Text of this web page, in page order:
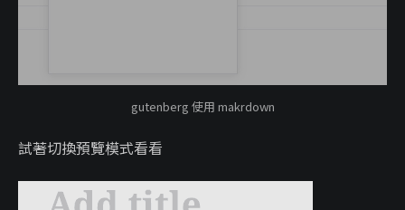
gutenberg 使用 makrdown
試著切換預覽模式看看